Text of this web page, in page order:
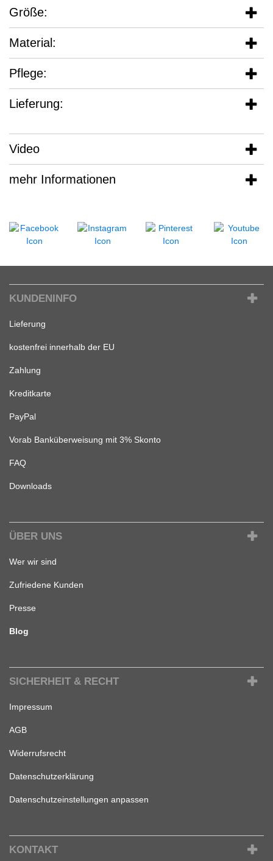
Größe:
Material:
Pflege:
Lieferung:
Video
mehr Informationen
KUNDENINFO
Lieferung
kostenfrei innerhalb der EU
Zahlung
Kreditkarte
PayPal
Vorab Banküberweisung mit 3% Skonto
FAQ
Downloads
ÜBER UNS
Wer wir sind
Zufriedene Kunden
Presse
Blog
SICHERHEIT & RECHT
Impressum
AGB
Widerrufsrecht
Datenschutzerklärung
Datenschutzeinstellungen anpassen
KONTAKT